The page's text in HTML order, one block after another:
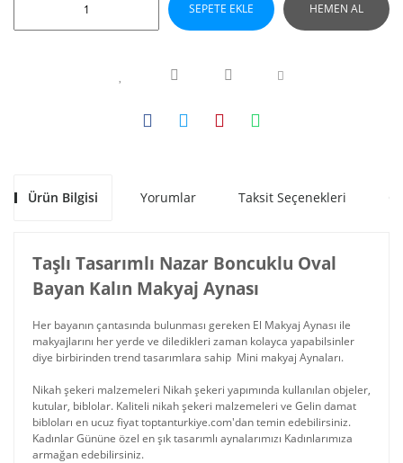
SEPETE EKLE HEMEN AL
Ürün Bilgisi Yorumlar Taksit Seçenekleri
Taşlı Tasarımlı Nazar Boncuklu Oval
Bayan Kalın Makyaj Aynası
Her bayanın çantasında bulunması gereken El Makyaj Aynası ile
makyajlarını her yerde ve diledikleri zaman kolayca yapabilsinler
diye birbirinden trend tasarımlara sahip Mini makyaj Aynaları.
Nikah şekeri malzemeleri Nikah şekeri yapımında kullanılan objeler,
kutular, biblolar. Kaliteli nikah şekeri malzemeleri ve Gelin damat
bibloları en ucuz fiyat toptanturkiye.com'dan temin edebilirsiniz.
Kadınlar Gününe özel en şık tasarımlı aynalarımızı Kadınlarımıza
armağan edebilirsiniz.